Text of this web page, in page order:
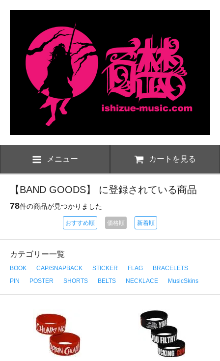
メニュー カートを見る
【BAND GOODS】 に登録されている商品
78件の商品が見つかりました
おすすめ順 価格順 新着順
カテゴリー一覧
BOOK CAP/SNAPBACK STICKER FLAG
BRACELETS
PIN
POSTER SHORTS BELTS NECKLACE MusicSkins